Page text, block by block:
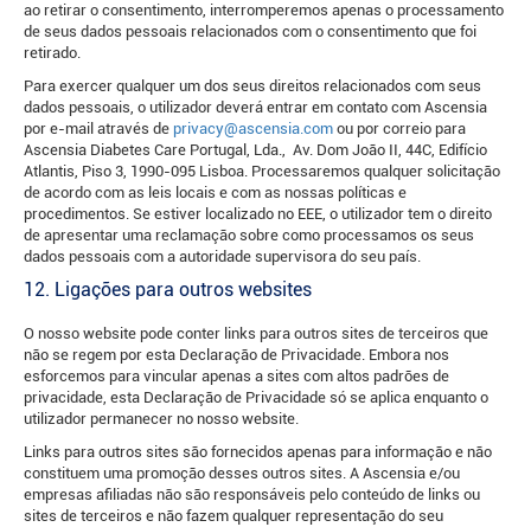
ao retirar o consentimento, interromperemos apenas o processamento
de seus dados pessoais relacionados com o consentimento que foi
retirado.
Para exercer qualquer um dos seus direitos relacionados com seus
dados pessoais, o utilizador deverá entrar em contato com Ascensia
por e-mail através de privacy@ascensia.com ou por correio para
Ascensia Diabetes Care Portugal, Lda., Av. Dom João II, 44C, Edifício
Atlantis, Piso 3, 1990-095 Lisboa. Processaremos qualquer solicitação
de acordo com as leis locais e com as nossas políticas e
procedimentos. Se estiver localizado no EEE, o utilizador tem o direito
de apresentar uma reclamação sobre como processamos os seus
dados pessoais com a autoridade supervisora ​​do seu país.
12. Ligações para outros websites
O nosso website pode conter links para outros sites de terceiros que
não se regem por esta Declaração de Privacidade. Embora nos
esforcemos para vincular apenas a sites com altos padrões de
privacidade, esta Declaração de Privacidade só se aplica enquanto o
utilizador permanecer no nosso website.
Links para outros sites são fornecidos apenas para informação e não
constituem uma promoção desses outros sites. A Ascensia e/ou
empresas afiliadas não são responsáveis ​​pelo conteúdo de links ou
sites de terceiros e não fazem qualquer representação do seu